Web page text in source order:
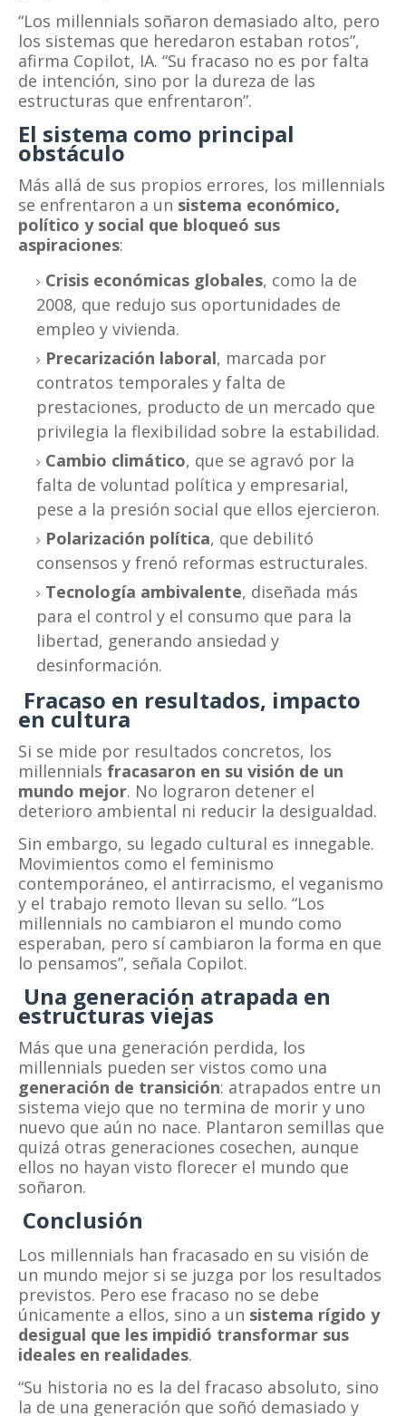
“Los millennials soñaron demasiado alto, pero
los sistemas que heredaron estaban rotos”,
afirma Copilot, IA. “Su fracaso no es por falta
de intención, sino por la dureza de las
estructuras que enfrentaron”.
El sistema como principal
obstáculo
Más allá de sus propios errores, los millennials
se enfrentaron a un sistema económico,
político y social que bloqueó sus
aspiraciones:
Crisis económicas globales, como la de
2008, que redujo sus oportunidades de
empleo y vivienda.
Precarización laboral, marcada por
contratos temporales y falta de
prestaciones, producto de un mercado que
privilegia la flexibilidad sobre la estabilidad.
Cambio climático, que se agravó por la
falta de voluntad política y empresarial,
pese a la presión social que ellos ejercieron.
Polarización política, que debilitó
consensos y frenó reformas estructurales.
Tecnología ambivalente, diseñada más
para el control y el consumo que para la
libertad, generando ansiedad y
desinformación.
Fracaso en resultados, impacto
en cultura
Si se mide por resultados concretos, los
millennials fracasaron en su visión de un
mundo mejor. No lograron detener el
deterioro ambiental ni reducir la desigualdad.
Sin embargo, su legado cultural es innegable.
Movimientos como el feminismo
contemporáneo, el antirracismo, el veganismo
y el trabajo remoto llevan su sello. “Los
millennials no cambiaron el mundo como
esperaban, pero sí cambiaron la forma en que
lo pensamos”, señala Copilot.
Una generación atrapada en
estructuras viejas
Más que una generación perdida, los
millennials pueden ser vistos como una
generación de transición: atrapados entre un
sistema viejo que no termina de morir y uno
nuevo que aún no nace. Plantaron semillas que
quizá otras generaciones cosechen, aunque
ellos no hayan visto florecer el mundo que
soñaron.
Conclusión
Los millennials han fracasado en su visión de
un mundo mejor si se juzga por los resultados
previstos. Pero ese fracaso no se debe
únicamente a ellos, sino a un sistema rígido y
desigual que les impidió transformar sus
ideales en realidades.
“Su historia no es la del fracaso absoluto, sino
la de una generación que soñó demasiado y